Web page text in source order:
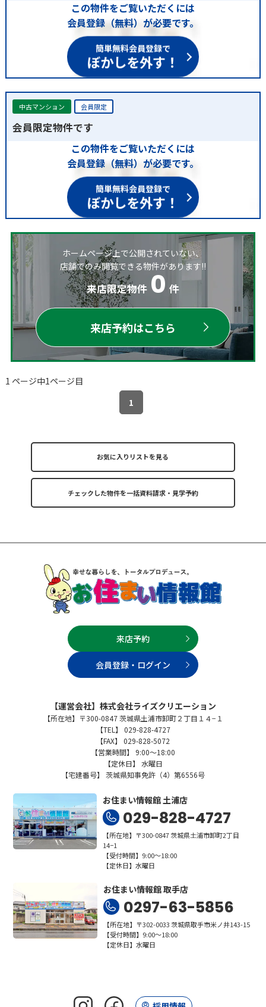
この物件をご覧いただくには
会員登録（無料）が必要です。
簡単無料会員登録で
ぼかしを外す！
中古マンション 会員限定
会員限定物件です
この物件をご覧いただくには
会員登録（無料）が必要です。
簡単無料会員登録で
ぼかしを外す！
ホームページ上で公開されていない、
店舗でのみ閲覧できる物件があります!!
来店限定物件 0 件
来店予約はこちら
1 ページ中1ページ目
1
お気に入りリストを見る
来店予約
会員登録・ログイン
【運営会社】株式会社ライズクリエーション
【所在地】〒300-0847 茨城県土浦市卸町２丁目１４−１
【TEL】 029-828-4727
【FAX】 029-828-5072
【営業時間】 9:00～18:00
【定休日】 水曜日
【宅建番号】 茨城県知事免許（4）第6556号
お住まい情報館 土浦店
029-828-4727
【所在地】〒300-0847 茨城県土浦市卸町2丁目
14−1
【受付時間】9:00～18:00
【定休日】水曜日
お住まい情報館 取手店
0297-63-5856
【所在地】〒302-0033 茨城県取手市米ノ井143-15
【受付時間】9:00～18:00
【定休日】水曜日